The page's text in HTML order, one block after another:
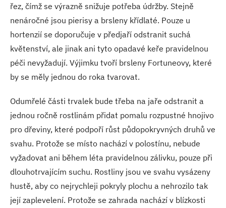
řez, čímž se výrazně snižuje potřeba údržby. Stejně
nenáročné jsou pierisy a brsleny křídlaté. Pouze u
hortenzií se doporučuje v předjaří odstranit suchá
květenství, ale jinak ani tyto opadavé keře pravidelnou
péči nevyžadují. Výjimku tvoří brsleny Fortuneovy, které
by se měly jednou do roka tvarovat.
Odumřelé části trvalek bude třeba na jaře odstranit a
jednou ročně rostlinám přidat pomalu rozpustné hnojivo
pro dřeviny, které podpoří růst půdopokryvných druhů ve
svahu. Protože se místo nachází v polostínu, nebude
vyžadovat ani během léta pravidelnou zálivku, pouze při
dlouhotrvajícím suchu. Rostliny jsou ve svahu vysázeny
hustě, aby co nejrychleji pokryly plochu a nehrozilo tak
její zaplevelení. Protože se zahrada nachází v blízkosti